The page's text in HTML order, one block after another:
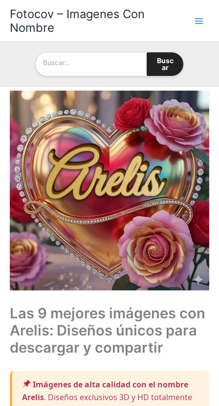
contenido
Fotocov – Imagenes Con
Nombre
Busc
ar
Las 9 mejores imágenes con
Arelis: Diseños únicos para
descargar y compartir
Imágenes de alta calidad con el nombre
Arelis. Diseños exclusivos 3D y HD totalmente